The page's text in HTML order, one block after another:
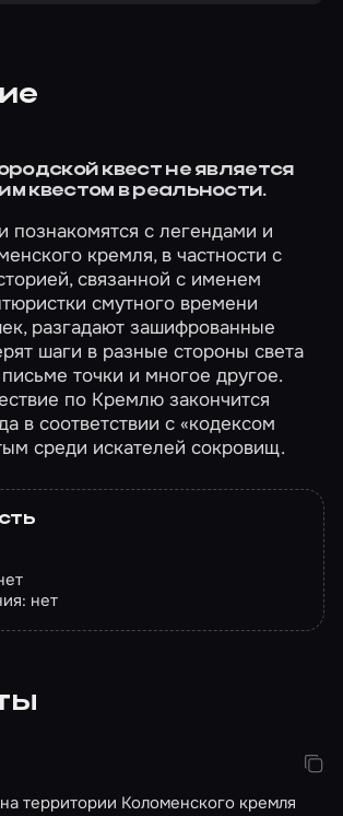
квест не является
квестом в реальности.
познакомятся с легендами и
кремля, в частности с
связанной с именем
смутного времени
разгадают зашифрованные
шаги в разные стороны света
точки и многое другое.
по Кремлю закончится
в соответствии с «кодексом
среди искателей сокровищ.
нет
территории Коломенского кремля